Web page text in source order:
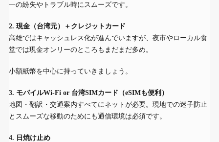
一の紛失やトラブル時にスムーズです。
2. 現金（台湾元）＋クレジットカード
高雄ではキャッシュレス化が進んでいますが、夜市やローカル食
堂では現金オンリーのところもまだまだ多め。
小額紙幣を中心に持っていきましょう。
3. モバイルWi-Fi or 台湾SIMカード（eSIMも便利）
地図・翻訳・交通案内すべてにネットが必要。現地での迷子防止
とスムーズな移動のためにも通信環境は必須です。
4. 日焼け止め